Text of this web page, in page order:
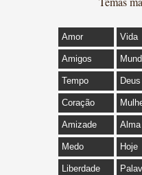
Amor Vida
Amigos
Tempo Deus
Coração
Amizade Alma
Medo Hoje
Liberdade